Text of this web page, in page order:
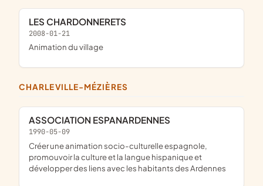
LES CHARDONNERETS
2008-01-21
animation du village
CHARLEVILLE-MÉZIÈRES
ASSOCIATION ESPANARDENNES
1990-05-09
créer une animation socio-culturelle espagnole,
promouvoir la culture et la langue hispanique et
développer des liens avec les habitants des Ardennes